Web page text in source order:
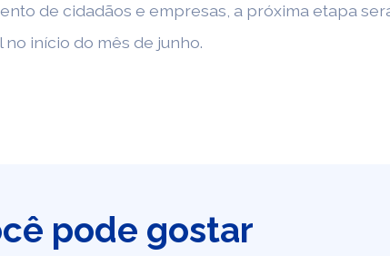
de cidadãos e empresas, a próxima etapa
início do mês de junho.
pode gostar